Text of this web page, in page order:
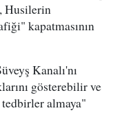
Husilerin
kapatmasının
Kanalı'nı
gösterebilir ve
almaya"